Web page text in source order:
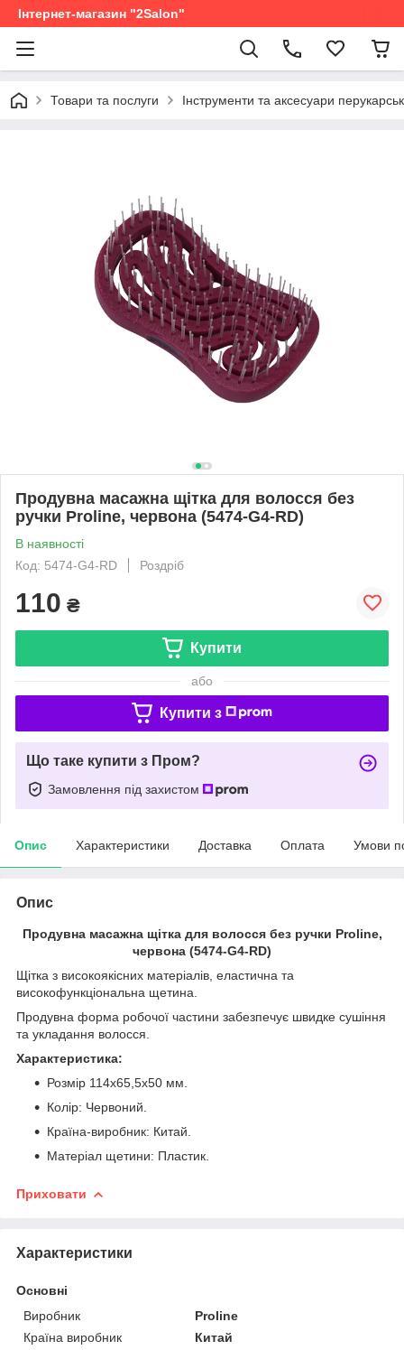
Інтернет-магазин "2Salon"
Товари та послуги Інструменти та аксесуари
Продувна масажна щітка для волосся без
ручки Proline, червона (5474-G4-RD)
В наявності
Код: 5474-G4-RD
Роздріб
110 ₴
Купити
або
Купити з
Що таке купити з Пром?
Замовлення під захистом
Опис Характеристики Доставка Оплата Умови
Опис
Продувна масажна щітка для волосся без ручки Proline,
червона (5474-G4-RD)
Щітка з високоякісних матеріалів, еластична та
високофункціональна щетина.
Продувна форма робочої частини забезпечує швидке сушіння
та укладання волосся.
Характеристика:
Розмір 114х65,5х50 мм.
Колір: Червоний.
Країна-виробник: Китай.
Матеріал щетини: Пластик.
Приховати
Характеристики
Основні
Виробник
Proline
Країна виробник
Китай